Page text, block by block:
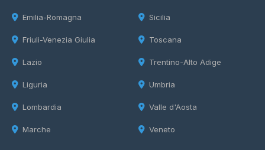
Emilia-Romagna
Friuli-Venezia Giulia
Lazio
Liguria
Lombardia
Marche
Sicilia
Toscana
Trentino-Alto Adige
Umbria
Valle d'Aosta
Veneto